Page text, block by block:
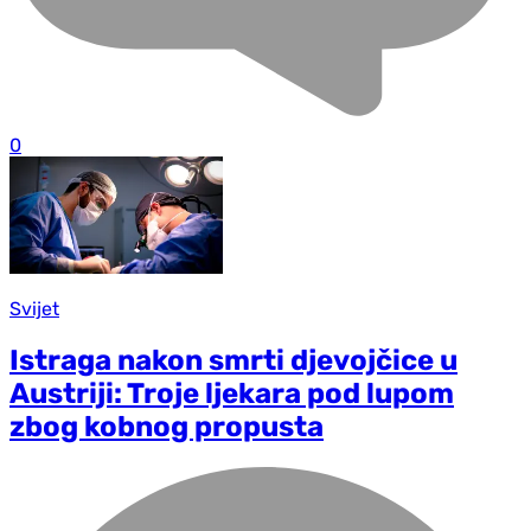
0
Svijet
Istraga nakon smrti djevojčice u
Austriji: Troje ljekara pod lupom
zbog kobnog propusta